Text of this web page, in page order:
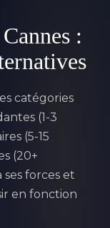
:
catégories
(1-3
(5-15
(20+
forces et
en fonction